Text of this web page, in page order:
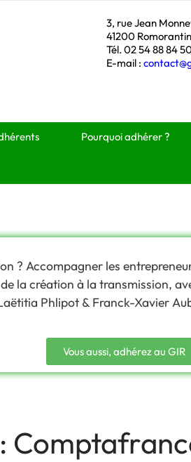
3, rue Jean
41200
Tél. 02 54 88 84
E-mail :
Pourquoi adhérer ?
? Accompagner les
la création à la transmission,
Phlipot & Franck-Xavier
Vous aussi, adhérez au GIR